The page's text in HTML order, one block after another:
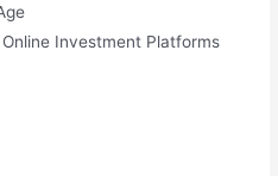
Investment Platforms